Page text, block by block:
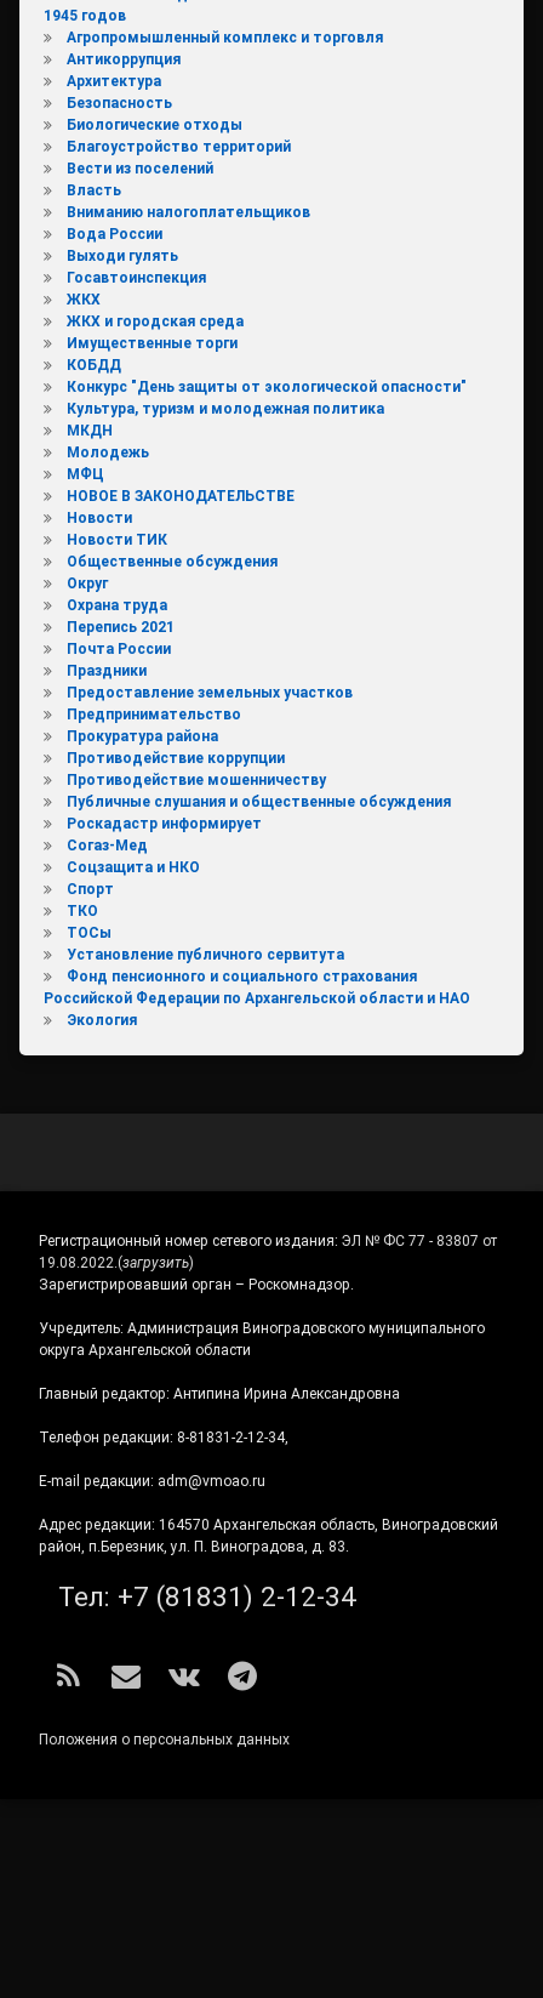
1945 годов
Агропромышленный комплекс и торговля
Антикоррупция
Архитектура
Безопасность
Биологические отходы
Благоустройство территорий
Вести из поселений
Власть
Вниманию налогоплательщиков
Вода России
Выходи гулять
Госавтоинспекция
ЖКХ
ЖКХ и городская среда
Имущественные торги
КОБДД
Конкурс "День защиты от экологической опасности"
Культура, туризм и молодежная политика
МКДН
Молодежь
МФЦ
НОВОЕ В ЗАКОНОДАТЕЛЬСТВЕ
Новости
Новости ТИК
Общественные обсуждения
Округ
Охрана труда
Перепись 2021
Почта России
Праздники
Предоставление земельных участков
Предпринимательство
Прокуратура района
Противодействие коррупции
Противодействие мошенничеству
Публичные слушания и общественные обсуждения
Роскадастр информирует
Согаз-Мед
Соцзащита и НКО
Спорт
ТКО
ТОСы
Установление публичного сервитута
Фонд пенсионного и социального страхования
Российской Федерации по Архангельской области и НАО
Экология
Регистрационный номер сетевого издания: ЭЛ № ФС 77 - 83807 от
19.08.2022.(загрузить)
Зарегистрировавший орган – Роскомнадзор.
Учредитель: Администрация Виноградовского муниципального
округа Архангельской области
Главный редактор: Антипина Ирина Александровна
Телефон редакции: 8-81831-2-12-34,
E-mail редакции: adm@vmoao.ru
Адрес редакции: 164570 Архангельская область, Виноградовский
район, п.Березник, ул. П. Виноградова, д. 83.
Тел: +7 (81831) 2-12-34
RSS E-mailВКонтакте
Telegram
Положения о персональных данных